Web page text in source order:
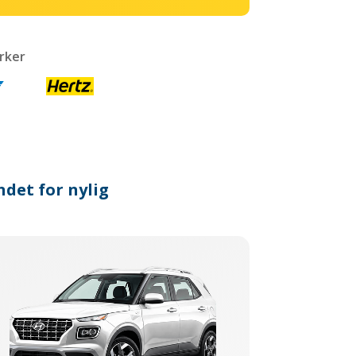
for nylig